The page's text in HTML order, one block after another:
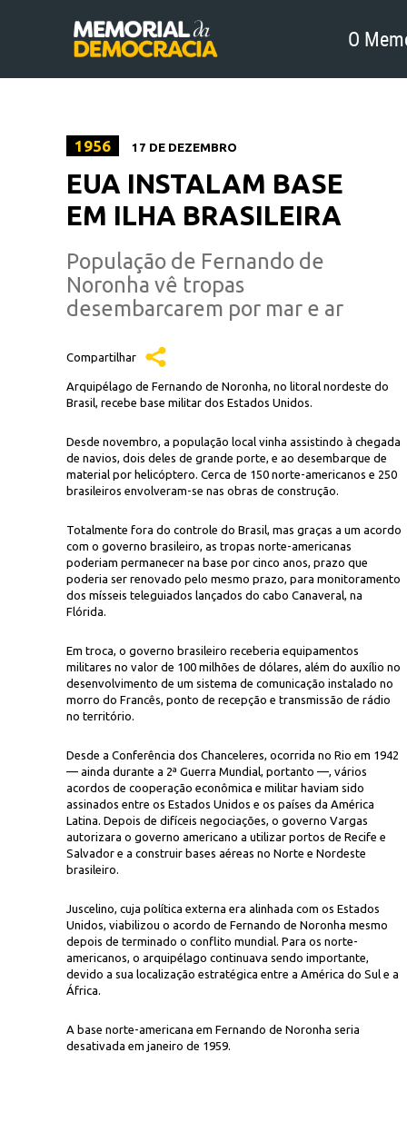
O
1956 17 DE DEZEMBRO
EUA INSTALAM BASE
EM ILHA BRASILEIRA
População de Fernando de
Noronha vê tropas
desembarcarem por mar e ar
Compartilhar
Arquipélago de Fernando de Noronha, no litoral nordeste do
Brasil, recebe base militar dos Estados Unidos.
Desde novembro, a população local vinha assistindo à chegada
de navios, dois deles de grande porte, e ao desembarque de
material por helicóptero. Cerca de 150 norte-americanos e 250
brasileiros envolveram-se nas obras de construção.
Totalmente fora do controle do Brasil, mas graças a um acordo
com o governo brasileiro, as tropas norte-americanas
poderiam permanecer na base por cinco anos, prazo que
poderia ser renovado pelo mesmo prazo, para monitoramento
dos mísseis teleguiados lançados do cabo Canaveral, na
Flórida.
Em troca, o governo brasileiro receberia equipamentos
militares no valor de 100 milhões de dólares, além do auxílio no
desenvolvimento de um sistema de comunicação instalado no
morro do Francês, ponto de recepção e transmissão de rádio
no território.
Desde a Conferência dos Chanceleres, ocorrida no Rio em 1942
— ainda durante a 2ª Guerra Mundial, portanto —, vários
acordos de cooperação econômica e militar haviam sido
assinados entre os Estados Unidos e os países da América
Latina. Depois de difíceis negociações, o governo Vargas
autorizara o governo americano a utilizar portos de Recife e
Salvador e a construir bases aéreas no Norte e Nordeste
brasileiro.
Juscelino, cuja política externa era alinhada com os Estados
Unidos, viabilizou o acordo de Fernando de Noronha mesmo
depois de terminado o conflito mundial. Para os norte-
americanos, o arquipélago continuava sendo importante,
devido a sua localização estratégica entre a América do Sul e a
África.
A base norte-americana em Fernando de Noronha seria
desativada em janeiro de 1959.
Juscelino Kubitschek vê a ilha principal de Fernando de Noronha,
com oficiais dos EUA no qual se discutiu a instalação de uma base de